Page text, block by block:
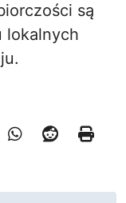
są
lokalnych